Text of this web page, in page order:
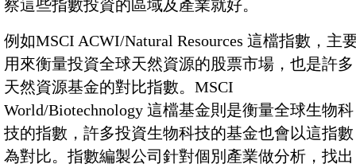
察這些指數投資的區域及產業就好。
例如MSCI ACWI/Natural Resources 這檔指數，主
用來衡量投資全球天然資源的股票市場，也是許多
天然資源基金的對比指數。MSCI
World/Biotechnology 這檔基金則是衡量全球生物科
技的指數，許多投資生物科技的基金也會以這指數
為對比。指數編製公司針對個別產業做分析，找出